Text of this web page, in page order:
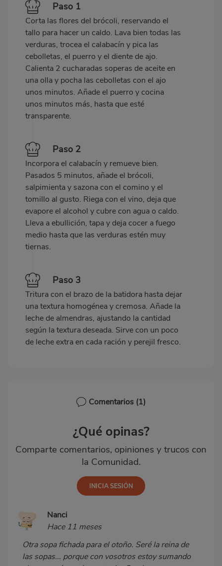
Paso 1
Corta las flores del brócoli, reservando el
tallo para hacer un caldo. Lava bien todas las
verduras, trocea el calabacín y pica las
cebolletas, el puerro y el diente de ajo.
Calienta 2 cucharadas soperas de aceite en
una olla y pocha las cebolletas con el ajo
unos minutos. Añade el puerro y cocina
unos minutos más, hasta que esté
transparente.
Paso 2
Incorpora el calabacín y remueve bien.
Pasados 5 minutos, añade el brócoli,
salpimienta y sazona con el comino y el
tomillo al gusto. Riega con el vino, deja que
evapore el alcohol y cubre con agua o caldo.
Lleva a ebullición, tapa y deja cocer a fuego
medio hasta que las verduras estén muy
tiernas.
Paso 3
Tritura con el brazo de la batidora hasta dejar
una textura homogénea y cremosa. Añade la
leche de almendras, ajustando la cantidad
según la textura deseada. Sirve con un poco
de leche extra en cada ración y perejil fresco.
Comentarios (1)
¿Qué opinas?
Comparte comentarios, opiniones y trucos con
la Comunidad.
Nanci
Hace 11 meses
Otra sopa fichada para el otoño. Seré la reina de
las sopas... porque con vosotros estoy sumando